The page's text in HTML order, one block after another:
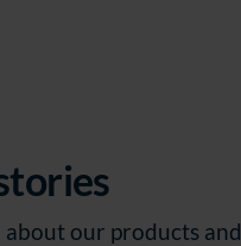
our products and